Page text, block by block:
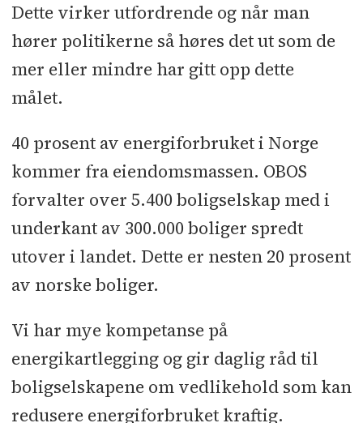
Dette virker utfordrende og når man
hører politikerne så høres det ut som de
mer eller mindre har gitt opp dette
målet.
40 prosent av energiforbruket i Norge
kommer fra eiendomsmassen. OBOS
forvalter over 5.400 boligselskap med i
underkant av 300.000 boliger spredt
utover i landet. Dette er nesten 20 prosent
av norske boliger.
Vi har mye kompetanse på
energikartlegging og gir daglig råd til
boligselskapene om vedlikehold som kan
redusere energiforbruket kraftig.